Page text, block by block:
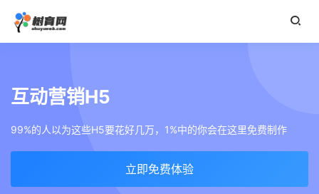
互动营销H5
99%的人以为这些H5要花好几万，1%中的你会在这里免费制作
立即免费体验